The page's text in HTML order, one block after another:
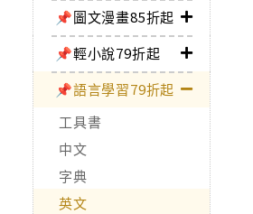
📌圖文漫畫85折起
📌輕小說79折起
📌語言學習79折起
工具書
中文
字典
英文